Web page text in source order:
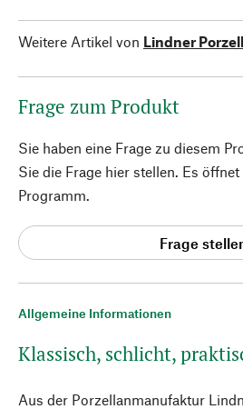
Allgemeine Informationen
Klassisch, schlicht,
Aus der Porzellanmanufaktur
Weitere Artikel von Lindner
Frage zum Produkt
Sie haben eine Frage zu diesem
Sie die Frage hier stellen. Es
Programm.
Frage